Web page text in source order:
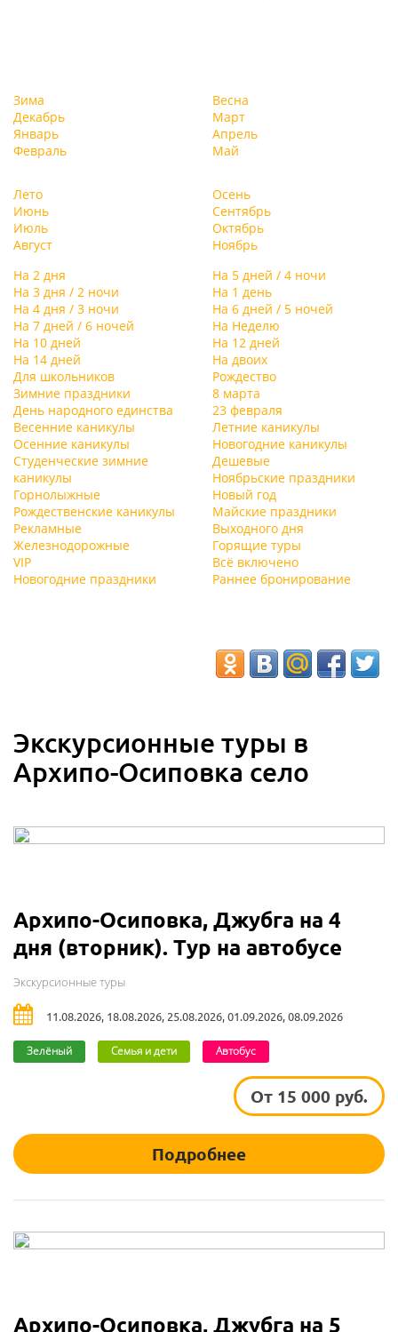
Зима
Декабрь
Январь
Февраль
Весна
Март
Апрель
Май
Лето
Июнь
Июль
Август
Осень
Сентябрь
Октябрь
Ноябрь
На 2 дня
На 5 дней / 4 ночи
На 3 дня / 2 ночи
На 1 день
На 4 дня / 3 ночи
На 6 дней / 5 ночей
На 7 дней / 6 ночей
На Неделю
На 10 дней
На 12 дней
На 14 дней
На двоих
Для школьников
Рождество
Зимние праздники
8 марта
День народного единства
23 февраля
Весенние каникулы
Летние каникулы
Осенние каникулы
Новогодние каникулы
Студенческие зимние
каникулы
Дешевые
Ноябрьские праздники
Горнолыжные
Новый год
Рождественские каникулы
Майские праздники
Рекламные
Выходного дня
Железнодорожные
Горящие туры
VIP
Всё включено
Новогодние праздники
Раннее бронирование
Экскурсионные туры в
Архипо-Осиповка село
Архипо-Осиповка, Джубга на 4
дня (вторник). Тур на автобусе
Экскурсионные туры
11.08.2026, 18.08.2026, 25.08.2026, 01.09.2026, 08.09.2026
Зелёный Семья и дети Автобус
От 15 000 руб.
Подробнее
Архипо-Осиповка, Джубга на 5